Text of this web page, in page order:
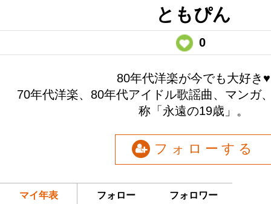
ともぴん
0
80年代洋楽が今でも大好き♥
70年代洋楽、80年代アイドル歌謡曲、マンガ
称「永遠の19歳」。
フォローする
マイ年表 フォロー フォロワー